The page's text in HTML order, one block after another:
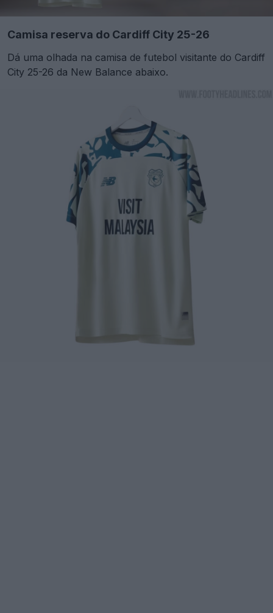
Camisa reserva do Cardiff City 25-26
Dá uma olhada na camisa de futebol visitante do Cardiff
City 25-26 da New Balance abaixo.